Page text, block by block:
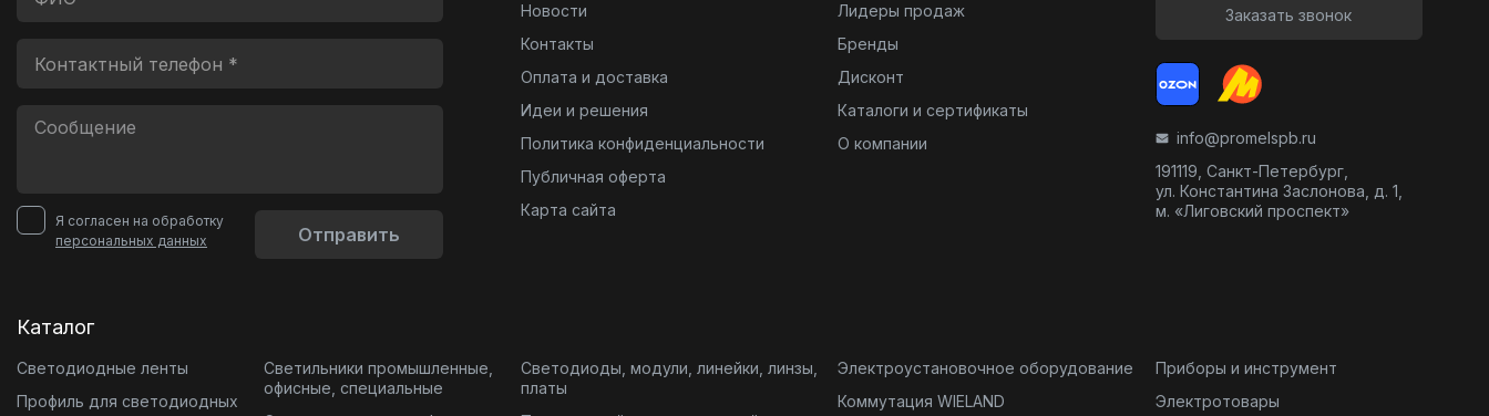
Я согласен на обработку
персональных данных
Отправить
Новости
Контакты
Оплата и доставка
Идеи и решения
Политика конфиденциальности
Публичная оферта
Карта сайта
Лидеры продаж
Бренды
Дисконт
Каталоги и сертификаты
О компании
Заказать звонок
info@promelspb.ru
191119, Санкт-Петербург,
ул. Константина Заслонова, д. 1,
м. «Лиговский проспект»
Каталог
Светодиодные ленты
Профиль для светодиодных
Светильники промышленные,
офисные, специальные
Светодиоды, модули, линейки, линзы,
платы
Электроустановочное оборудование
Коммутация WIELAND
Приборы и инструмент
Электротовары